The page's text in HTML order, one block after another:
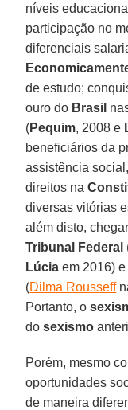
níveis
participação no
diferenciais
de estudo;
ouro do Brasil
(Pequim, 2008 e
beneficiários da
assistência
direitos na
diversas vitórias
além disto,
Tribunal Federal
Lúcia em 2016) e
(Dilma Rousseff
Portanto, o
dosexismo
Porém, mesmo
oportunidades
de maneira